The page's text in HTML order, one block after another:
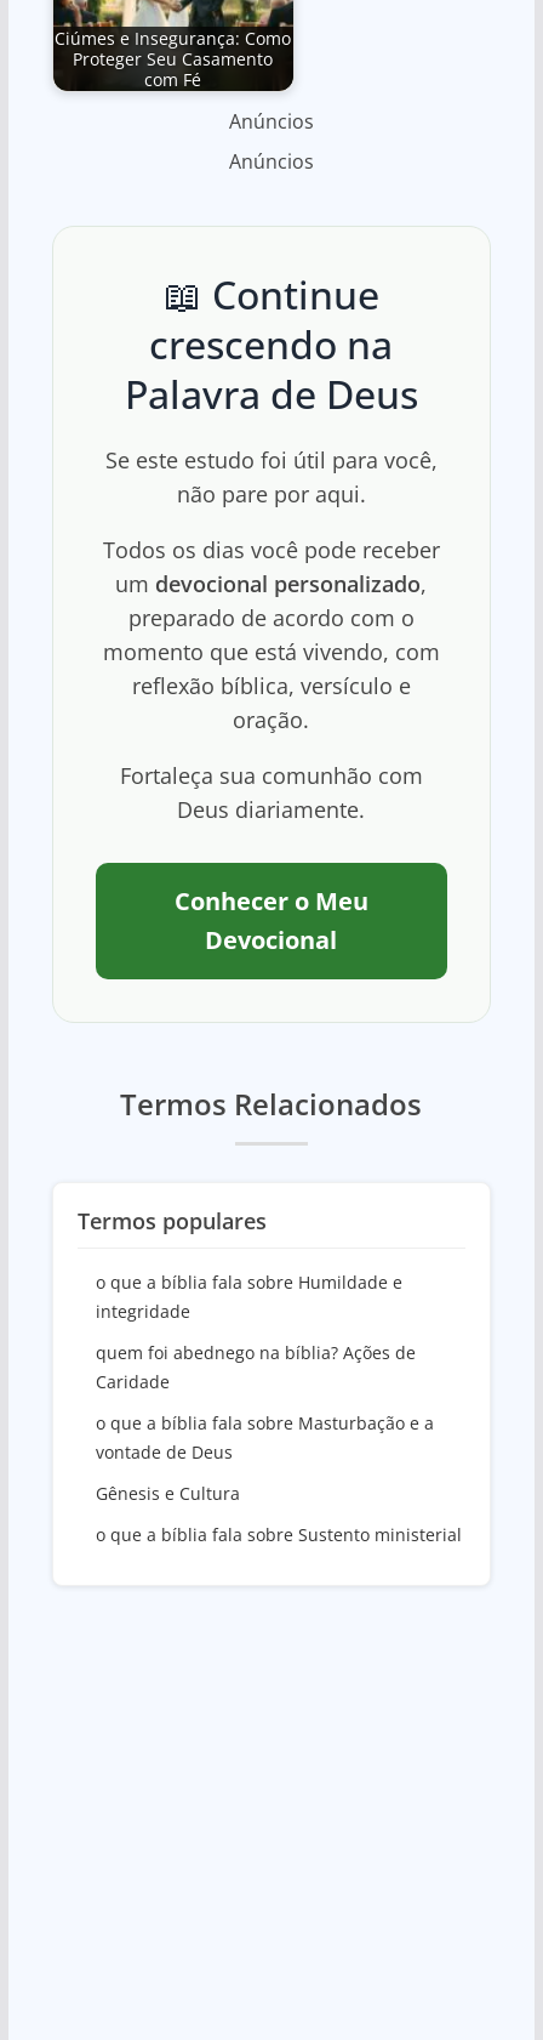
Ciúmes e Insegurança: Como
Proteger Seu Casamento
com Fé
Anúncios
Anúncios
📖 Continue
crescendo na
Palavra de Deus
Se este estudo foi útil para você,
não pare por aqui.
Todos os dias você pode receber
um devocional personalizado,
preparado de acordo com o
momento que está vivendo, com
reflexão bíblica, versículo e
oração.
Fortaleça sua comunhão com
Deus diariamente.
Conhecer o Meu
Devocional
Termos Relacionados
Termos populares
o que a bíblia fala sobre Humildade e
integridade
quem foi abednego na bíblia? Ações de
Caridade
o que a bíblia fala sobre Masturbação e a
vontade de Deus
Gênesis e Cultura
o que a bíblia fala sobre Sustento ministerial